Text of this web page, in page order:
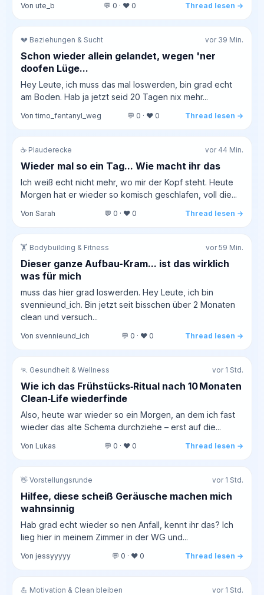
Von ute_b 💬 0 · ❤️ 0 Thread lesen →
💔 Beziehungen & Sucht vor 39 Min.
Schon wieder allein gelandet, wegen 'ner
doofen Lüge...
Hey Leute, ich muss das mal loswerden, bin grad echt
am Boden. Hab ja jetzt seid 20 Tagen nix mehr...
Von timo_fentanyl_weg 💬 0 · ❤️ 0 Thread lesen →
☕ Plauderecke vor 44 Min.
Wieder mal so ein Tag... Wie macht ihr das
Ich weiß echt nicht mehr, wo mir der Kopf steht. Heute
Morgen hat er wieder so komisch geschlafen, voll die...
Von Sarah 💬 0 · ❤️ 0 Thread lesen →
🏋️ Bodybuilding & Fitness vor 59 Min.
Dieser ganze Aufbau-Kram... ist das wirklich
was für mich
muss das hier grad loswerden. Hey Leute, ich bin
svennieund_ich. Bin jetzt seit bisschen über 2 Monaten
clean und versuch...
Von svennieund_ich 💬 0 · ❤️ 0 Thread lesen →
🏃 Gesundheit & Wellness vor 1 Std.
Wie ich das Frühstücks‑Ritual nach 10 Monaten
Clean‑Life wiederfinde
Also, heute war wieder so ein Morgen, an dem ich fast
wieder das alte Schema durchziehe – erst auf die...
Von Lukas 💬 0 · ❤️ 0 Thread lesen →
👋 Vorstellungsrunde vor 1 Std.
Hilfee, diese scheiß Geräusche machen mich
wahnsinnig
Hab grad echt wieder so nen Anfall, kennt ihr das? Ich
lieg hier in meinem Zimmer in der WG und...
Von jessyyyyy 💬 0 · ❤️ 0 Thread lesen →
💪 Motivation & Clean bleiben vor 1 Std.